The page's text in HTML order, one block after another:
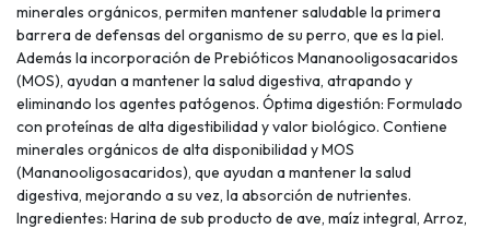
minerales orgánicos, permiten mantener saludable la primera
barrera de defensas del organismo de su perro, que es la piel.
Además la incorporación de Prebióticos Mananooligosacaridos
(MOS), ayudan a mantener la salud digestiva, atrapando y
eliminando los agentes patógenos. Óptima digestión: Formulado
con proteínas de alta digestibilidad y valor biológico. Contiene
minerales orgánicos de alta disponibilidad y MOS
(Mananooligosacaridos), que ayudan a mantener la salud
digestiva, mejorando a su vez, la absorción de nutrientes.
Ingredientes: Harina de sub producto de ave, maíz integral, Arroz,